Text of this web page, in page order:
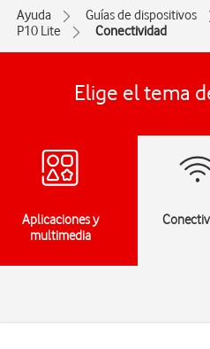
Ayuda Guías de dispositivos
P10 Lite
Conectividad
Elige el tema
Aplicaciones y
multimedia